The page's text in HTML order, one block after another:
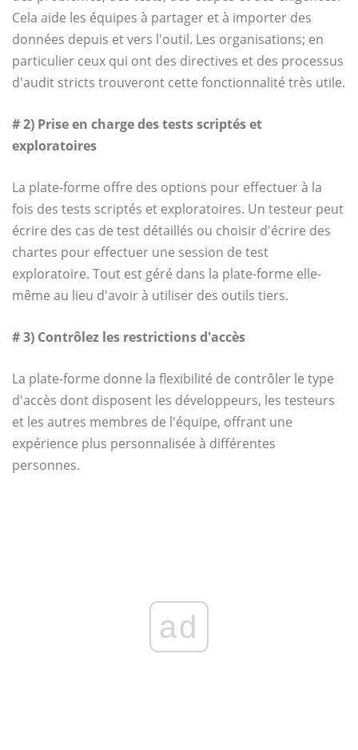
Cela aide les équipes à partager et à importer des
données depuis et vers l'outil. Les organisations; en
particulier ceux qui ont des directives et des processus
d'audit stricts trouveront cette fonctionnalité très utile.
# 2) Prise en charge des tests scriptés et
exploratoires
La plate-forme offre des options pour effectuer à la
fois des tests scriptés et exploratoires. Un testeur peut
écrire des cas de test détaillés ou choisir d'écrire des
chartes pour effectuer une session de test
exploratoire. Tout est géré dans la plate-forme elle-
même au lieu d'avoir à utiliser des outils tiers.
# 3) Contrôlez les restrictions d'accès
La plate-forme donne la flexibilité de contrôler le type
d'accès dont disposent les développeurs, les testeurs
et les autres membres de l'équipe, offrant une
expérience plus personnalisée à différentes
personnes.
ad